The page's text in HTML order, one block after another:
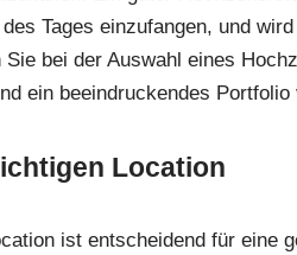
Tages einzufangen, und
bei der Auswahl eines
ein beeindruckendes Portfolio
Location
ist entscheidend für eine